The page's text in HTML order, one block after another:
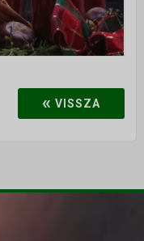
« VISSZA